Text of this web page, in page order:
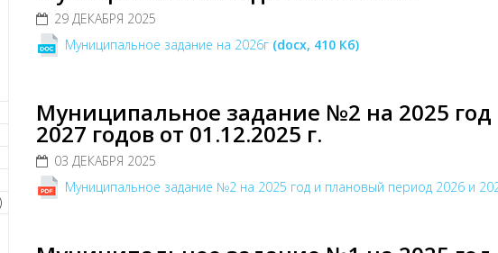
29 ДЕКАБРЯ 2025
Муниципальное задание на 2026г (docx, 410 Кб)
Муниципальное задание №2 на 2025
2027 годов от 01.12.2025 г.
03 ДЕКАБРЯ 2025
Муниципальное задание №2 на 2025 год и плановый период 2026 и